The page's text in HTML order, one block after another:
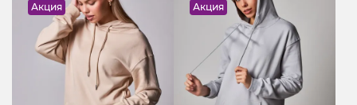
Акция
Акция